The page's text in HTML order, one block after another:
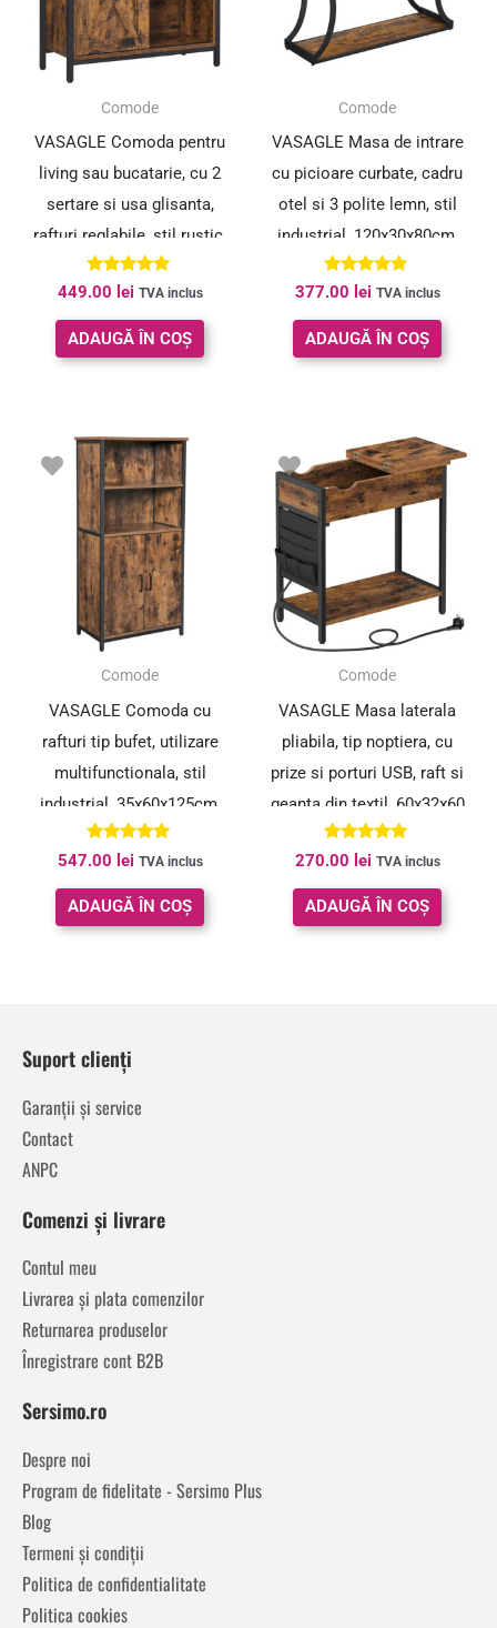
Comode
VASAGLE Comoda pentru
living sau bucatarie, cu 2
sertare si usa glisanta,
rafturi reglabile, stil rustic,
30x70x80cm, maro si negru
Evaluat la
5.00
din 5
449.00 lei TVA inclus
ADAUGĂ ÎN COȘ
Comode
VASAGLE Masa de intrare
cu picioare curbate, cadru
otel si 3 polite lemn, stil
industrial, 120x30x80cm,
maro rustic si negru
Evaluat la
5.00
din 5
377.00 lei TVA inclus
ADAUGĂ ÎN COȘ
Comode
VASAGLE Comoda cu
rafturi tip bufet, utilizare
multifunctionala, stil
industrial, 35x60x125cm,
maro rustic
Evaluat la
5.00
din 5
547.00 lei TVA inclus
ADAUGĂ ÎN COȘ
Comode
VASAGLE Masa laterala
pliabila, tip noptiera, cu
prize si porturi USB, raft si
geanta din textil, 60x32x60
cm, maro rustic
Evaluat la
4.80
din 5
270.00 lei TVA inclus
ADAUGĂ ÎN COȘ
Suport clienți
Garanții și service
Contact
ANPC
Comenzi și livrare
Contul meu
Livrarea și plata comenzilor
Returnarea produselor
Înregistrare cont B2B
Sersimo.ro
Despre noi
Program de fidelitate - Sersimo Plus
Blog
Termeni și condiții
Politica de confidentialitate
Politica cookies